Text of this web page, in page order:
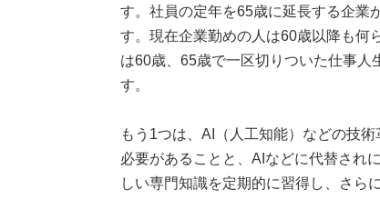
す。社員の定年を65歳に延長する企業
す。現在企業勤めの人は60歳以降も何
は60歳、65歳で一区切りついた仕事
す。
もう1つは、AI（人工知能）などの技
必要があることと、AIなどに代替され
しい専門知識を定期的に習得し、さら